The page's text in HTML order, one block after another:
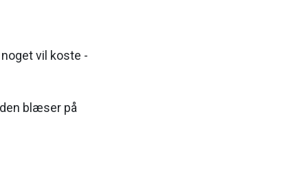
vil koste -
blæser på